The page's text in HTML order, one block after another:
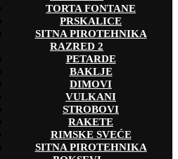
TORTA FONTANE
PRSKALICE
SITNA PIROTEHNIKA
RAZRED 2
PETARDE
BAKLJE
DIMOVI
VULKANI
STROBOVI
RAKETE
RIMSKE SVEĆE
SITNA PIROTEHNIKA